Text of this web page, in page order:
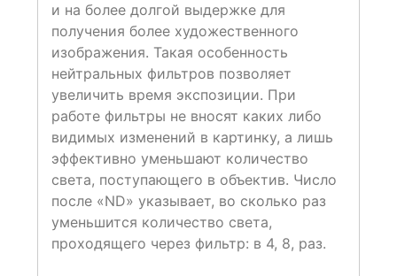
и на более долгой выдержке для
получения более художественного
изображения. Такая особенность
нейтральных фильтров позволяет
увеличить время экспозиции. При
работе фильтры не вносят каких либо
видимых изменений в картинку, а лишь
эффективно уменьшают количество
света, поступающего в объектив. Число
после «ND» указывает, во сколько раз
уменьшится количество света,
проходящего через фильтр: в 4, 8, раз.